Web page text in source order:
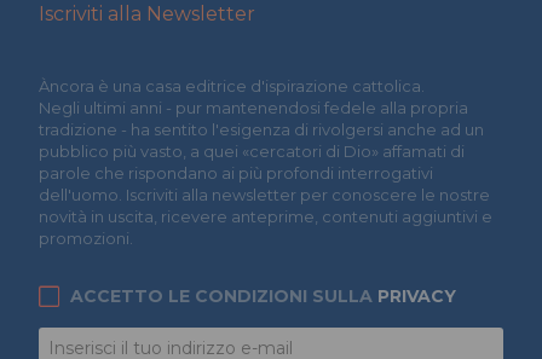
Iscriviti alla Newsletter
Àncora è una casa editrice d'ispirazione cattolica.
Negli ultimi anni - pur mantenendosi fedele alla propria
tradizione - ha sentito l'esigenza di rivolgersi anche ad un
pubblico più vasto, a quei «cercatori di Dio» affamati di
parole che rispondano ai più profondi interrogativi
dell'uomo. Iscriviti alla newsletter per conoscere le nostre
novità in uscita, ricevere anteprime, contenuti aggiuntivi e
promozioni.
ACCETTO LE CONDIZIONI SULLA PRIVACY